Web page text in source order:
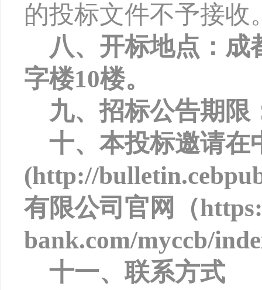
的投标文件不予接收
八、开标地点：成
字楼10楼。
九、招标公告期限
十、本投标邀请在
(http://
有限公司官网（
bank.com/myccb/
十一、联系方式